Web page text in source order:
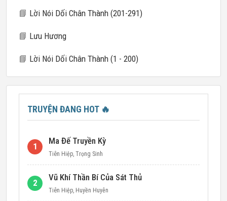
📘 Lời Nói Dối Chân Thành (201-291)
📘 Lưu Hương
📘 Lời Nói Dối Chân Thành (1 - 200)
TRUYỆN ĐANG HOT 🔥
1
Ma Đế Truyền Kỳ
Tiên Hiệp, Trọng Sinh
2
Vũ Khí Thần Bí Của Sát Thủ
Tiên Hiệp, Huyền Huyễn